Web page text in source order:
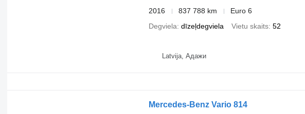
2016
837 788 km
Euro 6
Degviela dīzeļdegviela Vietu skaits 52
Latvija, Адажи
Mercedes-Benz Vario 814